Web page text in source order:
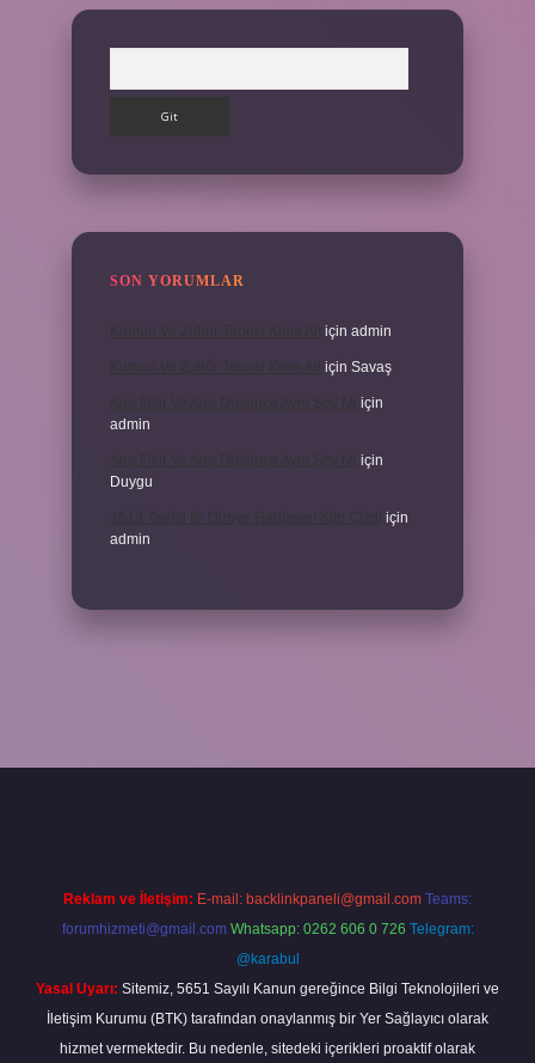
SON YORUMLAR
için admin
için Savaş
için
admin
için
Duygu
için
admin
Reklam ve İletişim: E-mail: backlinkpaneli@gmail.com Teams:
forumhizmeti@gmail.com Whatsapp: 0262 606 0 726 Telegram:
@karabul
Yasal Uyarı: Sitemiz, 5651 Sayılı Kanun gereğince Bilgi Teknolojileri ve
İletişim Kurumu (BTK) tarafından onaylanmış bir Yer Sağlayıcı olarak
hizmet vermektedir. Bu nedenle, sitedeki içerikleri proaktif olarak